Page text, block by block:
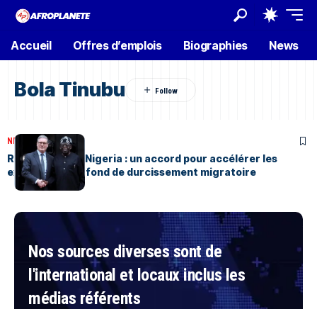
Accueil Offres d’emplois Biographies News
Bola Tinubu
NEWS Mars 22, 2026
Royaume-Uni – Nigeria : un accord pour accélérer les
expulsions, sur fond de durcissement migratoire
Nos sources diverses sont de
l'international et locaux inclus les
médias référents